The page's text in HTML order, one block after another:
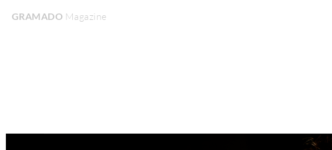
GRAMADO MagazineHome